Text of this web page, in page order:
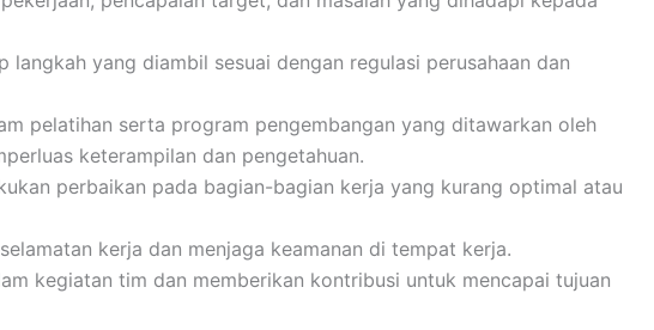
langkah yang diambil sesuai dengan regulasi perusahaan dan
pelatihan serta program pengembangan yang ditawarkan oleh
keterampilan dan pengetahuan.
perbaikan pada bagian-bagian kerja yang kurang optimal atau
kerja dan menjaga keamanan di tempat kerja.
kegiatan tim dan memberikan kontribusi untuk mencapai tujuan